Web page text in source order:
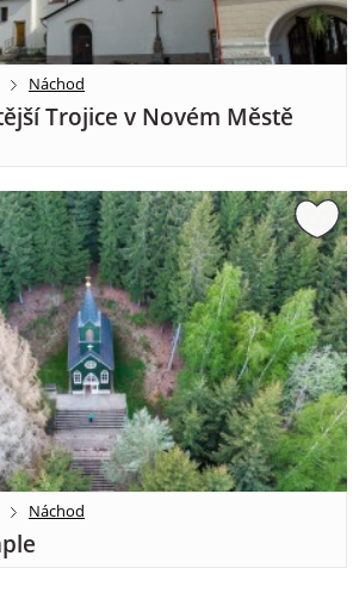
Náchod
Trojice v Novém Městě
Náchod